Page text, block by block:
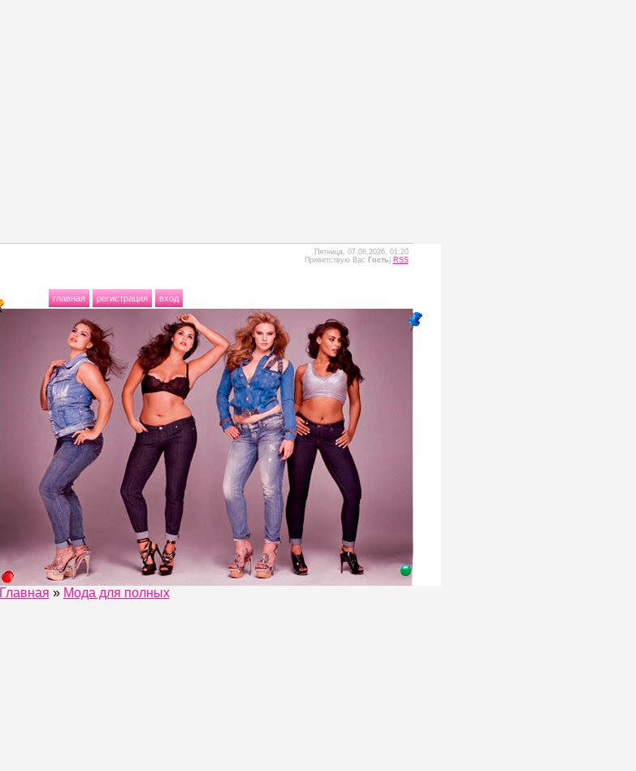
Пятница, 07.08.2026, 01:20
Приветствую Вас Гость RSS
главная регистрация вход
Главная » Мода для полных